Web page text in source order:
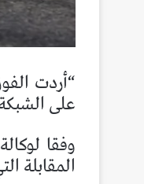
“أردت
على
وفقا
المقابلة